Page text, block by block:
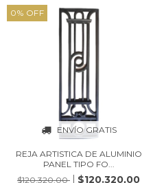
0% OFF
ENVÍO GRATIS
REJA ARTISTICA DE ALUMINIO
PANEL TIPO FO...
$120.320,00
$120.320,00